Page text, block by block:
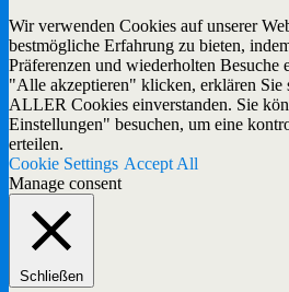
Wir verwenden Cookies auf unserer
bestmögliche Erfahrung zu bieten,
Präferenzen und wiederholten Besuche
"Alle akzeptieren" klicken, erklären Sie
ALLER Cookies einverstanden. Sie
Einstellungen" besuchen, um eine
erteilen.
Cookie Settings Accept All
Manage consent
Schließen